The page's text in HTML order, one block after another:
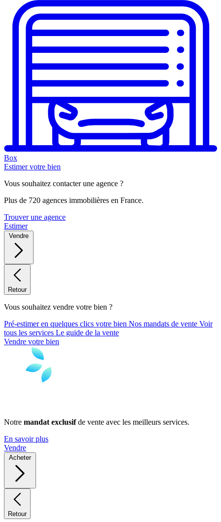
Box
Estimer votre bien
Vous souhaitez contacter une agence ?
Plus de 720 agences immobilières en France.
Trouver une agence
Estimer
Vendre
Retour
Vous souhaitez vendre votre bien ?
Pré-estimer en quelques clics votre bien Nos mandats de vente Voir
tous les services Le guide de la vente
Vendre votre bien
Notre mandat exclusifde vente avec les meilleurs services.
En savoir plus
Vendre
Acheter
Retour